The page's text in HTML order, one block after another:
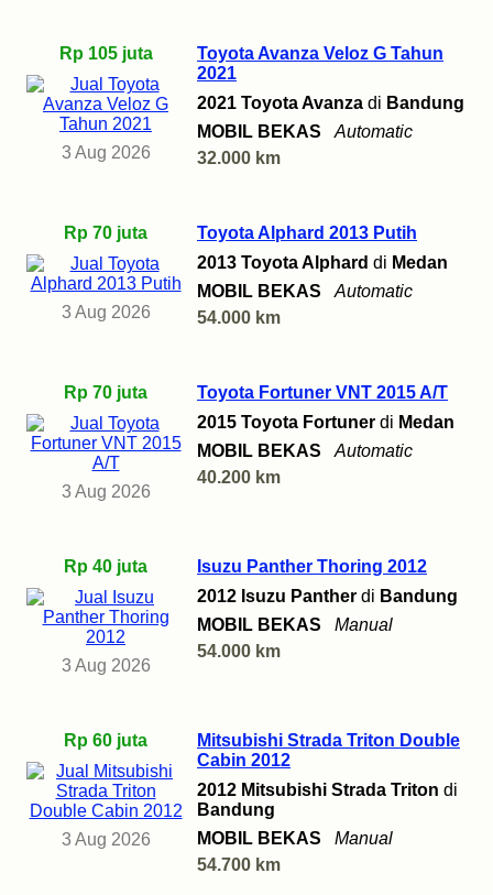
Rp 105 juta
3 Aug 2026
Toyota Avanza Veloz G Tahun
2021
2021 Toyota Avanza di Bandung
MOBIL BEKAS
Automatic
32.000 km
Rp 70 juta
3 Aug 2026
Toyota Alphard 2013 Putih
2013 Toyota Alphard di Medan
MOBIL BEKAS
Automatic
54.000 km
Rp 70 juta
3 Aug 2026
Toyota Fortuner VNT 2015 A/T
2015 Toyota Fortuner di Medan
MOBIL BEKAS
Automatic
40.200 km
Rp 40 juta
3 Aug 2026
Isuzu Panther Thoring 2012
2012 Isuzu Panther di Bandung
MOBIL BEKAS
Manual
54.000 km
Rp 60 juta
3 Aug 2026
Mitsubishi Strada Triton Double
Cabin 2012
2012 Mitsubishi Strada Triton di
Bandung
MOBIL BEKAS
Manual
54.700 km